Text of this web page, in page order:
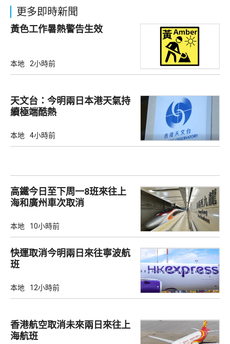
更多即時新聞
黃色工作暑熱警告生效
本地 2小時前
天文台：今明兩日本港天氣持
續極端酷熱
本地 4小時前
高鐵今日至下周一8班來往上
海和廣州車次取消
本地 10小時前
快運取消今明兩日來往寧波航
班
本地 12小時前
香港航空取消未來兩日來往上
海航班